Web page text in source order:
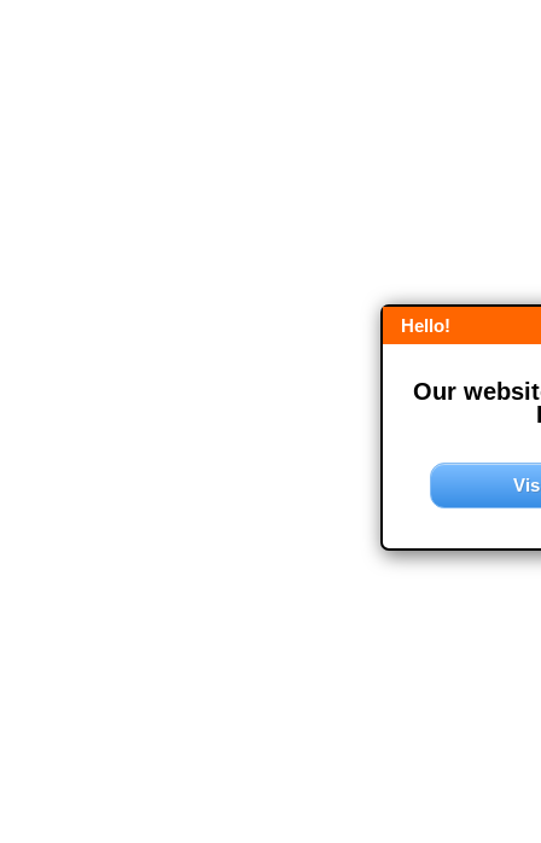
Hello!
Our